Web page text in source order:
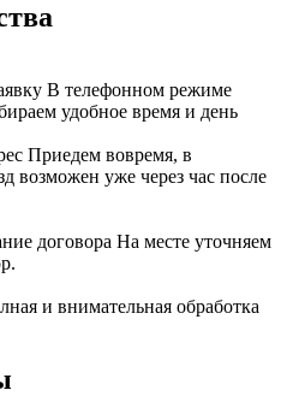
В телефонном режиме
удобное время и день
Приедем вовремя, в
возможен уже через час после
договора На месте уточняем
и внимательная обработка